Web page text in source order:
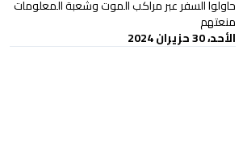
حاولوا السفر عبر مراكب الموت وشعبة المعلومات
منعتهم
الأحد، 30 حزيران 2024